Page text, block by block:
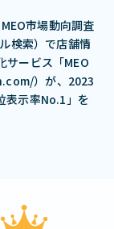
市場動向調査
検索）で店舗情
サービス「MEO
）が、2023
表示率No.1」を